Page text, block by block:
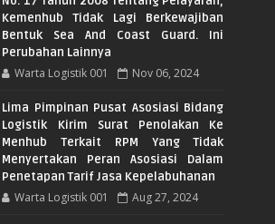
Kemenhub Tidak Lagi Berkewajiban
Bentuk Sea And Coast Guard. Ini
Perubahan Lainnya
Warta Logistik 001 Nov 06, 2024
Lima Pimpinan Pusat Asosiasi Bidang
Logistik Kirim Surat Penolakan Ke
Menhub Terkait RPM Yang Tidak
Menyertakan Peran Asosiasi Dalam
Penetapan Tarif Jasa Kepelabuhanan
Warta Logistik 001 Aug 27, 2024